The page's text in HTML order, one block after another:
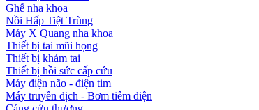
Ghế nha khoa
Nồi Hấp Tiệt Trùng
Máy X Quang nha khoa
Thiết bị tai mũi họng
Thiết bị khám tai
Thiết bị hồi sức cấp cứu
Máy điện não - điện tim
Máy truyền dịch - Bơm tiêm điện